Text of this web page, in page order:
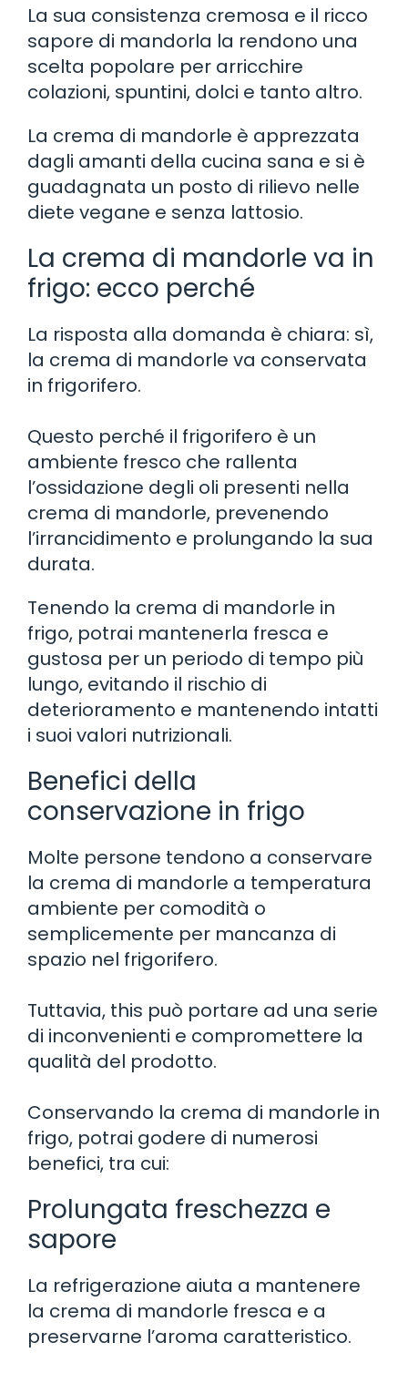
La sua consistenza cremosa e il ricco
sapore di mandorla la rendono una
scelta popolare per arricchire
colazioni, spuntini, dolci e tanto altro.
La crema di mandorle è apprezzata
dagli amanti della cucina sana e si è
guadagnata un posto di rilievo nelle
diete vegane e senza lattosio.
La crema di mandorle va in
frigo: ecco perché
La risposta alla domanda è chiara: sì,
la crema di mandorle va conservata
in frigorifero.
Questo perché il frigorifero è un
ambiente fresco che rallenta
l’ossidazione degli oli presenti nella
crema di mandorle, prevenendo
l’irrancidimento e prolungando la sua
durata.
Tenendo la crema di mandorle in
frigo, potrai mantenerla fresca e
gustosa per un periodo di tempo più
lungo, evitando il rischio di
deterioramento e mantenendo intatti
i suoi valori nutrizionali.
Benefici della
conservazione in frigo
Molte persone tendono a conservare
la crema di mandorle a temperatura
ambiente per comodità o
semplicemente per mancanza di
spazio nel frigorifero.
Tuttavia, this può portare ad una serie
di inconvenienti e compromettere la
qualità del prodotto.
Conservando la crema di mandorle in
frigo, potrai godere di numerosi
benefici, tra cui:
Prolungata freschezza e
sapore
La refrigerazione aiuta a mantenere
la crema di mandorle fresca e a
preservarne l’aroma caratteristico.